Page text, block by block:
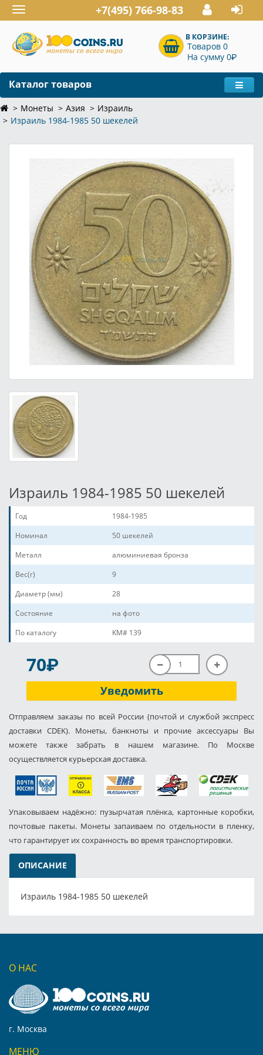
Toggle
navigation
+7(495) 766-98-83
В КОРЗИНЕ:
Товаров 0
На сумму 0P
Каталог товаров
Монеты Азия
Израиль
Израиль 1984-1985 50 шекелей
Израиль 1984-1985 50 шекелей
Год
1984-1985
Номинал
50 шекелей
Металл
алюминиевая бронза
Вес(г)
9
Диаметр (мм)
28
Состояние
на фото
По каталогу
KM# 139
70P
Уведомить
Отправляем заказы по всей России (почтой и службой экспресс
доставки CDEK). Монеты, банкноты и прочие аксессуары Вы
можете также забрать в нашем магазине. По Москве
осуществляется курьерская доставка.
Упаковываем надёжно: пузырчатая плёнка, картонные коробки,
почтовые пакеты. Монеты запаиваем по отдельности в пленку,
что гарантирует их сохранность во время транспортировки.
ОПИСАНИЕ
Израиль 1984-1985 50 шекелей
О НАС
г. Москва
МЕНЮ